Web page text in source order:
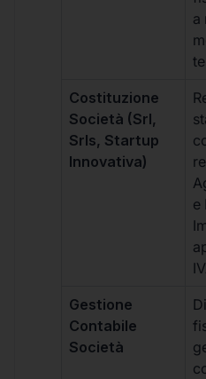
a
Costituzione
Società (Srl,
Srls, Startup
Innovativa)
e
Gestione
Contabile
Società